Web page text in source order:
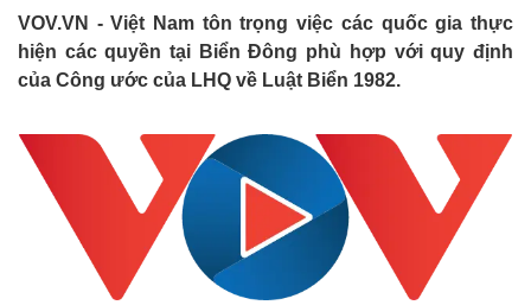
Tổ chức nhân sự
Quốc hội
Nhận diện sự thật
Tin 24h
Dự báo thời tiết
Giáo dục
Dấu ấn VOV
Biển đảo
VOV.VN - Việt Nam tôn trọng việc các quốc gia thực
hiện các quyền tại Biển Đông phù hợp với quy định
của Công ước của LHQ về Luật Biển 1982.